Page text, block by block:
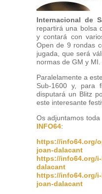
Internacional de
repartirá una bolsa
y contará con
Open de 9 rondas
jugada, que será
normas de GM y MI.
Paralelamente a
Sub-1600 y, para
disputará un Blitz
este interesante
Os adjuntamos
INFO64:
https://info64.org/
joan-dalacant
https://info64.org/
dalacant
https://info64.org/
joan-dalacant